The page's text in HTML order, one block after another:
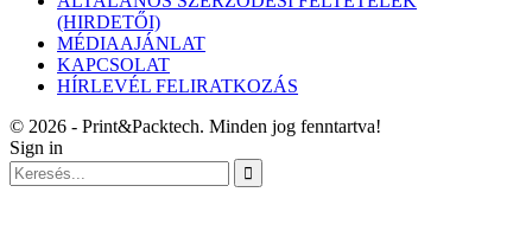
(HIRDETŐI)
MÉDIAAJÁNLAT
KAPCSOLAT
HÍRLEVÉL FELIRATKOZÁS
© 2026 - Print&Packtech. Minden jog fenntartva!
Sign in